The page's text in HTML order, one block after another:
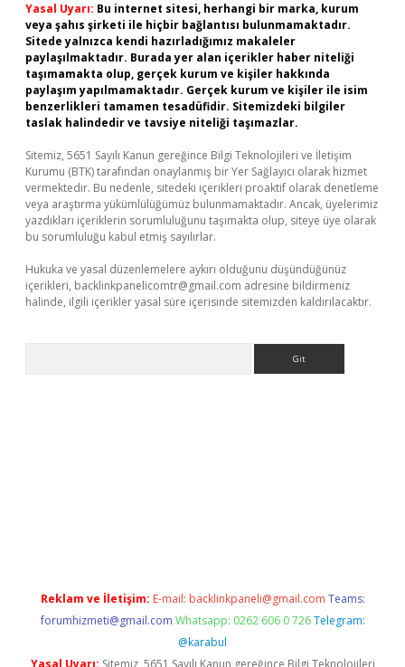
Yasal Uyarı: Bu internet sitesi, herhangi bir marka, kurum
veya şahıs şirketi ile hiçbir bağlantısı bulunmamaktadır.
Sitede yalnızca kendi hazırladığımız makaleler
paylaşılmaktadır. Burada yer alan içerikler haber niteliği
taşımamakta olup, gerçek kurum ve kişiler hakkında
paylaşım yapılmamaktadır. Gerçek kurum ve kişiler ile isim
benzerlikleri tamamen tesadüfidir. Sitemizdeki bilgiler
taslak halindedir ve tavsiye niteliği taşımazlar.
Sitemiz, 5651 Sayılı Kanun gereğince Bilgi Teknolojileri ve İletişim
Kurumu (BTK) tarafından onaylanmış bir Yer Sağlayıcı olarak hizmet
vermektedir. Bu nedenle, sitedeki içerikleri proaktif olarak denetleme
veya araştırma yükümlülüğümüz bulunmamaktadır. Ancak, üyelerimiz
yazdıkları içeriklerin sorumluluğunu taşımakta olup, siteye üye olarak
bu sorumluluğu kabul etmiş sayılırlar.
Hukuka ve yasal düzenlemelere aykırı olduğunu düşündüğünüz
içerikleri, backlinkpanelicomtr@gmail.com adresine bildirmeniz
halinde, ilgili içerikler yasal süre içerisinde sitemizden kaldırılacaktır.
Reklam ve İletişim: E-mail: backlinkpaneli@gmail.com Teams:
forumhizmeti@gmail.com Whatsapp: 0262 606 0 726 Telegram:
@karabul
Yasal Uyarı: Sitemiz, 5651 Sayılı Kanun gereğince Bilgi Teknolojileri